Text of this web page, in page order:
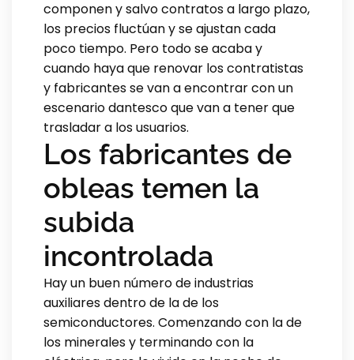
componen y salvo contratos a largo plazo,
los precios fluctúan y se ajustan cada
poco tiempo. Pero todo se acaba y
cuando haya que renovar los contratistas
y fabricantes se van a encontrar con un
escenario dantesco que van a tener que
trasladar a los usuarios.
Los fabricantes de
obleas temen la
subida
incontrolada
Hay un buen número de industrias
auxiliares dentro de la de los
semiconductores. Comenzando con la de
los minerales y terminando con la